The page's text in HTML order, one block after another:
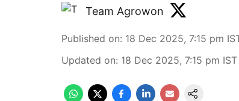
Team Agrowon
Published on: 18 Dec 2025, 7:15 pm
Updated on: 18 Dec 2025, 7:15 pm IST